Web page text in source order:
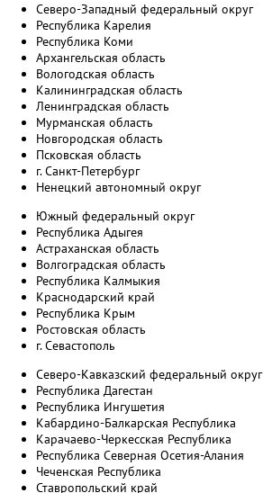
Северо-Западный федеральный округ
Республика Карелия
Республика Коми
Архангельская область
Вологодская область
Калининградская область
Ленинградская область
Мурманская область
Новгородская область
Псковская область
г. Санкт-Петербург
Ненецкий автономный округ
Южный федеральный округ
Республика Адыгея
Астраханская область
Волгоградская область
Республика Калмыкия
Краснодарский край
Республика Крым
Ростовская область
г. Севастополь
Северо-Кавказский федеральный округ
Республика Дагестан
Республика Ингушетия
Кабардино-Балкарская Республика
Карачаево-Черкесская Республика
Республика Северная Осетия-Алания
Чеченская Республика
Ставропольский край